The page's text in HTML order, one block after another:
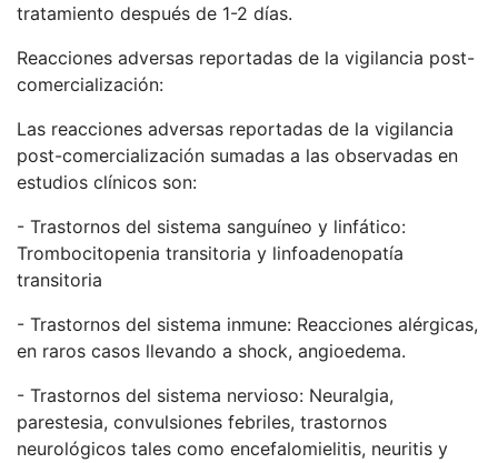
tratamiento después de 1-2 días.
Reacciones adversas reportadas de la vigilancia post-
comercialización:
Las reacciones adversas reportadas de la vigilancia
post-comercialización sumadas a las observadas en
estudios clínicos son:
- Trastornos del sistema sanguíneo y linfático:
Trombocitopenia transitoria y linfoadenopatía
transitoria
- Trastornos del sistema inmune: Reacciones alérgicas,
en raros casos llevando a shock, angioedema.
- Trastornos del sistema nervioso: Neuralgia,
parestesia, convulsiones febriles, trastornos
neurológicos tales como encefalomielitis, neuritis y